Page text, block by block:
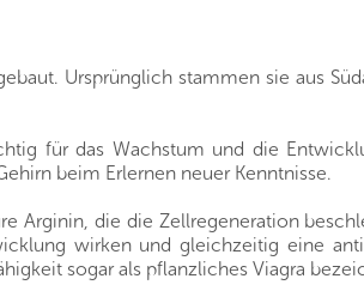
Ursprünglich stammen sie aus
für das Wachstum und die
beim Erlernen neuer Kenntnisse.
Arginin, die die Zellregeneration
wirken und gleichzeitig eine
sogar als pflanzliches Viagra